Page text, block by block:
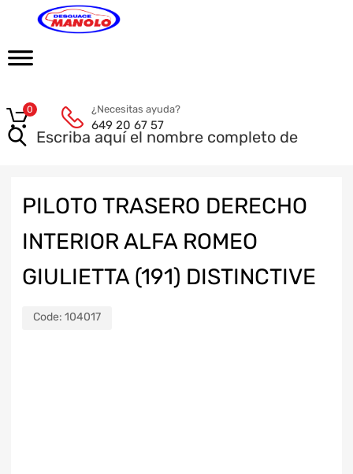
¿Necesitas ayuda?
649 20 67 57
0
PILOTO TRASERO DERECHO
INTERIOR ALFA ROMEO
GIULIETTA (191) DISTINCTIVE
Code: 104017